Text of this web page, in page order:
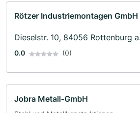
Rötzer Industriemontagen GmbH
Dieselstr. 10, 84056 Rottenburg
0.0 (0)
Jobra Metall-GmbH